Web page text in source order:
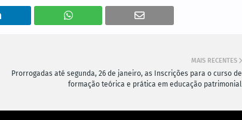
MAIS RECENTES
Prorrogadas até segunda, 26 de janeiro, as Inscrições para o curso de
formação teórica e prática em educação patrimonial